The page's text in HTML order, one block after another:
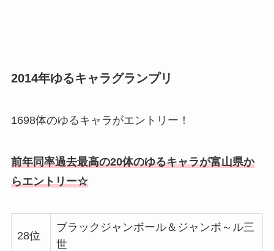
2014年ゆるキャラグランプリ
1698体のゆるキャラがエントリー！
前年同率過去最高の20体のゆるキャラが富山県か
らエントリー☆
28位
ブラックジャンボール＆ジャンボ～ル三
世